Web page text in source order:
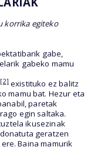
korrika egiteko
gabe,
gabeko mamu
[2]existituko ez balitz
mamu bat. Hezur eta
paretak
egin saltaka.
ikusezinak
geratzen
Baina mamurik